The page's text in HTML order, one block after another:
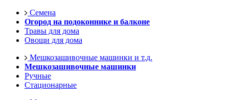
Семена
Огород на подоконнике и балконе
Травы для дома
Овощи для дома
Мешкозашивочные машинки и т.д.
Мешкозашивочные машинки
Ручные
Стационарные